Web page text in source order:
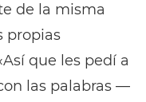
de la misma
propias
que les pedí a
las palabras —